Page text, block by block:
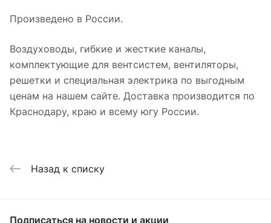
Произведено в России.
Воздуховоды, гибкие и жесткие каналы,
комплектующие для вентсистем, вентиляторы,
решетки и специальная электрика по выгодным
ценам на нашем сайте. Доставка производится по
Краснодару, краю и всему югу России.
Назад к списку
Подписаться на новости и акции